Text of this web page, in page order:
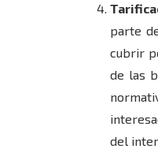
parte
cubrir
de las
del